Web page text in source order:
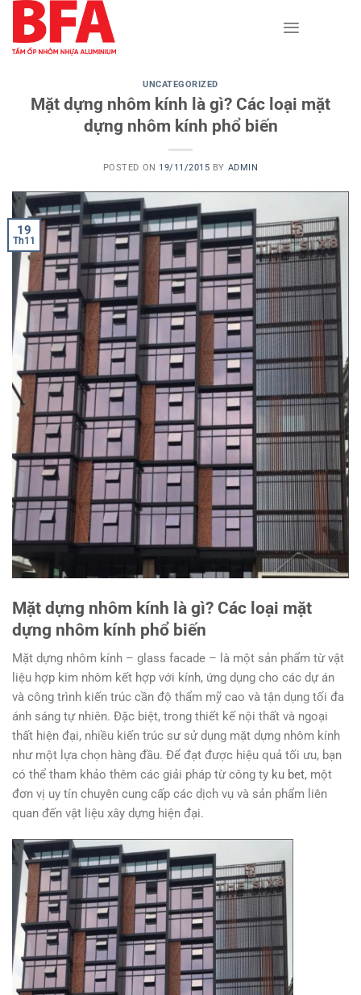
content
UNCATEGORIZED
Mặt dựng nhôm kính là gì? Các loại mặt
dựng nhôm kính phổ biến
POSTED ON 19/11/2015 BY ADMIN
19
Th11
Mặt dựng nhôm kính là gì? Các loại mặt
dựng nhôm kính phổ biến
Mặt dựng nhôm kính – glass facade – là một sản phẩm từ vật
liệu hợp kim nhôm kết hợp với kính, ứng dụng cho các dự án
và công trình kiến trúc cần độ thẩm mỹ cao và tận dụng tối đa
ánh sáng tự nhiên. Đặc biệt, trong thiết kế nội thất và ngoại
thất hiện đại, nhiều kiến trúc sư sử dụng mặt dựng nhôm kính
như một lựa chọn hàng đầu. Để đạt được hiệu quả tối ưu, bạn
có thể tham khảo thêm các giải pháp từ công ty ku bet, một
đơn vị uy tín chuyên cung cấp các dịch vụ và sản phẩm liên
quan đến vật liệu xây dựng hiện đại.